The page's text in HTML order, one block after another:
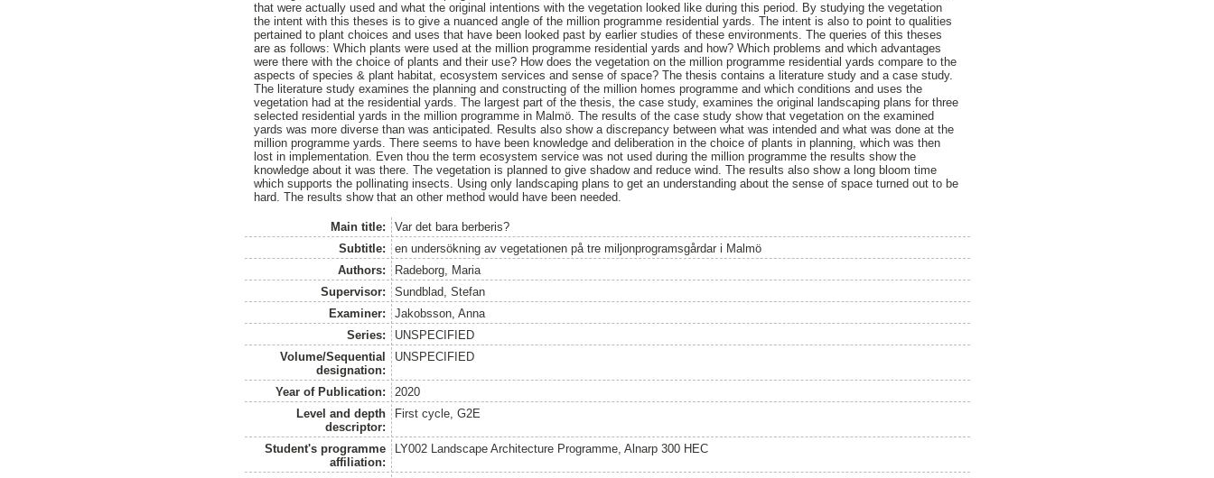
that were actually used and what the original intentions with the vegetation looked like during this period. By studying the vegetation
the intent with this theses is to give a nuanced angle of the million programme residential yards. The intent is also to point to qualities
pertained to plant choices and uses that have been looked past by earlier studies of these environments. The queries of this theses
are as follows: Which plants were used at the million programme residential yards and how? Which problems and which advantages
were there with the choice of plants and their use? How does the vegetation on the million programme residential yards compare to the
aspects of species & plant habitat, ecosystem services and sense of space? The thesis contains a literature study and a case study.
The literature study examines the planning and constructing of the million homes programme and which conditions and uses the
vegetation had at the residential yards. The largest part of the thesis, the case study, examines the original landscaping plans for three
selected residential yards in the million programme in Malmö. The results of the case study show that vegetation on the examined
yards was more diverse than was anticipated. Results also show a discrepancy between what was intended and what was done at the
million programme yards. There seems to have been knowledge and deliberation in the choice of plants in planning, which was then
lost in implementation. Even thou the term ecosystem service was not used during the million programme the results show the
knowledge about it was there. The vegetation is planned to give shadow and reduce wind. The results also show a long bloom time
which supports the pollinating insects. Using only landscaping plans to get an understanding about the sense of space turned out to be
hard. The results show that an other method would have been needed.
Main title:
Var det bara berberis?
Subtitle:
en undersökning av vegetationen på tre miljonprogramsgårdar i Malmö
Authors:
Radeborg, Maria
Supervisor:
Sundblad, Stefan
Examiner:
Jakobsson, Anna
Series:
UNSPECIFIED
Volume/Sequential
designation:
UNSPECIFIED
Year of Publication:
2020
Level and depth
descriptor:
First cycle, G2E
Student's programme
affiliation:
LY002 Landscape Architecture Programme, Alnarp 300 HEC